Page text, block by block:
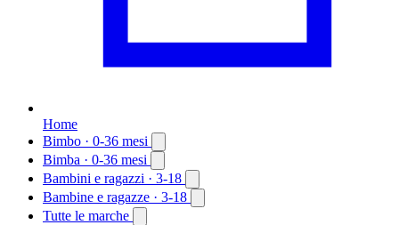
Home
Bimbo · 0-36 mesi
Bimba · 0-36 mesi
Bambini e ragazzi · 3-18
Bambine e ragazze · 3-18
Tutte le marche